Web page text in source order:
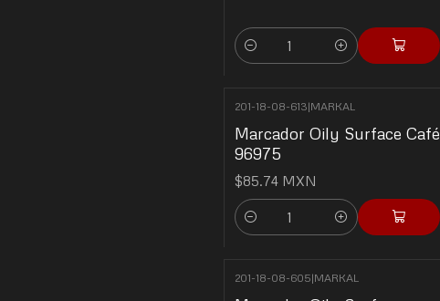
Cantidad
201-18-08-613|MARKAL
Marcador Oily Surface Café
96975
$85.74 MXN
Cantidad
201-18-08-605|MARKAL